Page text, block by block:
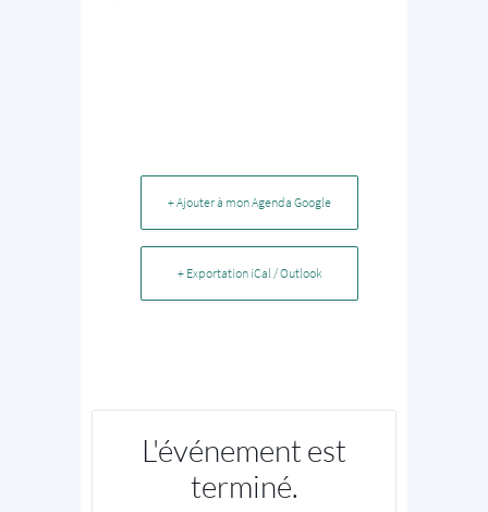
+ Ajouter à mon Agenda Google
+ Exportation iCal / Outlook
L'événement est
terminé.